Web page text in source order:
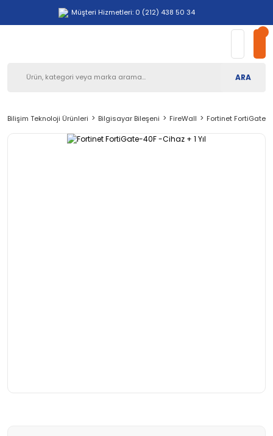
Müşteri Hizmetleri: 0 (212) 438 50 34
ARA
Bilişim Teknoloji Ürünleri Bilgisayar Bileşeni FireWall Fortinet FortiGate-